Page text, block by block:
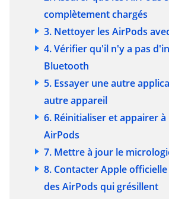
complètement chargés
3. Nettoyer les AirPods
4. Vérifier qu'il n'y a pas
Bluetooth
5. Essayer une autre
autre appareil
6. Réinitialiser et appairer
AirPods
7. Mettre à jour le
8. Contacter Apple
des AirPods qui grésillent